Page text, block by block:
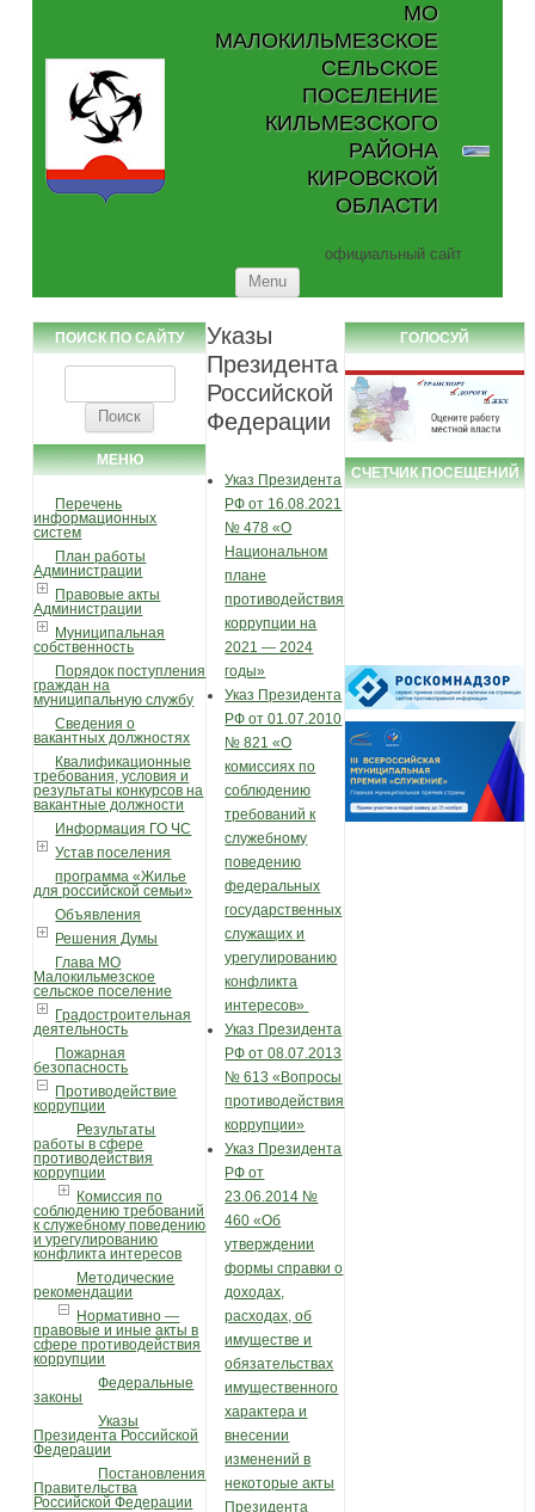
МО
МАЛОКИЛЬМЕЗСКОЕ
СЕЛЬСКОЕ
ПОСЕЛЕНИЕ
КИЛЬМЕЗСКОГО
РАЙОНА
КИРОВСКОЙ
ОБЛАСТИ
официальный сайт
Menu
ПОИСК ПО САЙТУ
МЕНЮ
Перечень
информационных
систем
План работы
Администрации
Правовые акты
Администрации
Муниципальная
собственность
Порядок поступления
граждан на
муниципальную службу
Сведения о
вакантных должностях
Квалификационные
требования, условия и
результаты конкурсов на
вакантные должности
Информация ГО ЧС
Устав поселения
программа «Жилье
для российской семьи»
Объявления
Решения Думы
Глава МО
Малокильмезское
сельское поселение
Градостроительная
деятельность
Пожарная
безопасность
Противодействие
коррупции
Результаты
работы в сфере
противодействия
коррупции
Комиссия по
соблюдению требований
к служебному поведению
и урегулированию
конфликта интересов
Методические
рекомендации
Нормативно —
правовые и иные акты в
сфере противодействия
коррупции
Федеральные
законы
Указы
Президента Российской
Федерации
Постановления
Правительства
Российской Федерации
Указы
Президента
Российской
Федерации
Указ Президента
РФ от 16.08.2021
№ 478 «О
Национальном
плане
противодействия
коррупции на
2021 — 2024
годы»
Указ Президента
РФ от 01.07.2010
№ 821 «О
комиссиях по
соблюдению
требований к
служебному
поведению
федеральных
государственных
служащих и
урегулированию
конфликта
интересов»
Указ Президента
РФ от 08.07.2013
№ 613 «Вопросы
противодействия
коррупции»
Указ Президента
РФ от
23.06.2014 №
460 «Об
утверждении
формы справки о
доходах,
расходах, об
имуществе и
обязательствах
имущественного
характера и
внесении
изменений в
некоторые акты
Президента
ГОЛОСУЙ
СЧЕТЧИК ПОСЕЩЕНИЙ